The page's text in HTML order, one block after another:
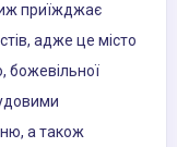
приїжджає
адже це місто
божевільної
а також